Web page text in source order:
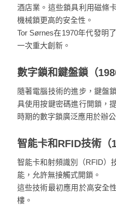
酒店業。這些鎖具利用磁條
機械鎖更高的安全性。
Tor Sørnes在1970年代發明
一次重大創新。
數字鎖和鍵盤鎖（
隨著電腦技術的進步，鍵盤
具使用按鍵密碼進行開鎖，
時期的數字鎖廣泛應用於辦
智能卡和RFID技術（
智能卡和射頻識別（RFID）
能，允許無接觸式開鎖。
這些技術最初應用於高安全
樓。